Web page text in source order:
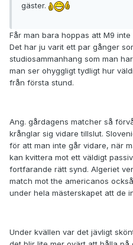
gäster.
Får man bara hoppas att M9
Det har ju varit ett par gånger
studiosammanhang som man
man ser ohyggligt tydligt hur
från första stund.
Ang. gårdagens matcher så
krånglar sig vidare tillslut.
för att man inte går vidare, när
kan kvittera mot ett väldigt
fortfarande rätt synd. Algeriet
match mot the americanos
under hela mästerskapet att de
Under kvällen var det jävligt